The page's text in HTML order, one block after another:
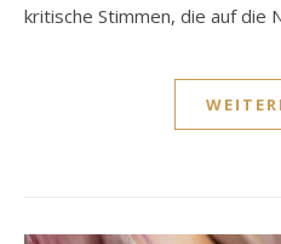
kritische Stimmen, die auf die